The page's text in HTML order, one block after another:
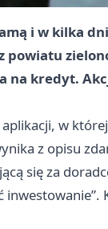
i w kilka
powiatu
na kredyt.
aplikacji, w
z opisu
się za